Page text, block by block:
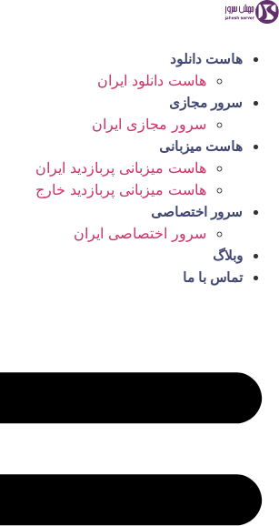
پرش
محتوا
هاست دانلود
هاست دانلود ایران
سرور مجازی
سرور مجازی ایران
هاست میزبانی
هاست میزبانی پربازدید ایران
هاست میزبانی پربازدید خارج
سرور اختصاصی
سرور اختصاصی ایران
وبلاگ
تماس با ما